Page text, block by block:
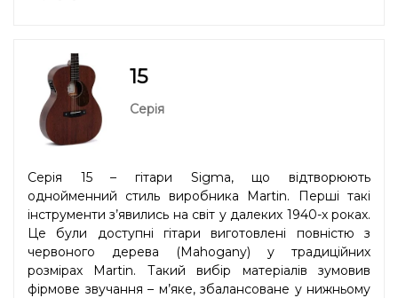
15
Серія
Серія 15 – гітари Sigma, що відтворюють
однойменний стиль виробника Martin. Перші такі
інструменти з’явились на світ у далеких 1940-х роках.
Це були доступні гітари виготовлені повністю з
червоного дерева (Mahogany) у традиційних
розмірах Martin. Такий вибір матеріалів зумовив
фірмове звучання – м’яке, збалансоване у нижньому